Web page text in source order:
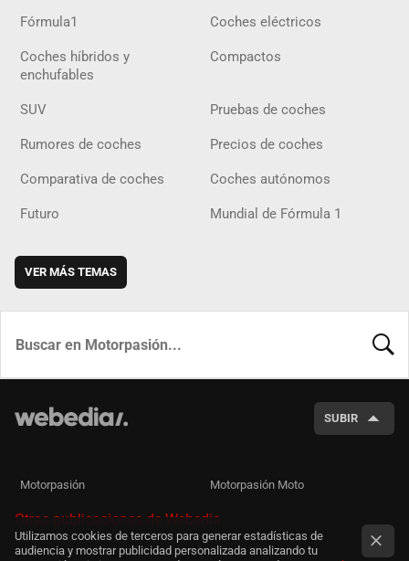
Fórmula1 Coches eléctricos
Coches híbridos y
enchufables
Compactos
SUV Pruebas de coches
Rumores de coches Precios de coches
Comparativa de coches Coches autónomos
Futuro Mundial de Fórmula 1
VER MÁS TEMAS
SUBIR
Motorpasión Motorpasión Moto
Otras publicaciones de Webedia
Utilizamos cookies de terceros para generar estadísticas de
audiencia y mostrar publicidad personalizada analizando tu